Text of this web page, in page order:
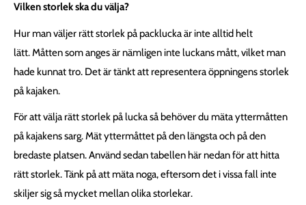
Vilken storlek ska du välja?
Hur man väljer rätt storlek på packlucka är inte alltid helt
lätt. Måtten som anges är nämligen inte luckans mått, vilket man
hade kunnat tro. Det är tänkt att representera öppningens storlek
på kajaken.
För att välja rätt storlek på lucka så behöver du mäta yttermåtten
på kajakens sarg. Mät yttermåttet på den längsta och på den
bredaste platsen. Använd sedan tabellen här nedan för att hitta
rätt storlek. Tänk på att mäta noga, eftersom det i vissa fall inte
skiljer sig så mycket mellan olika storlekar.